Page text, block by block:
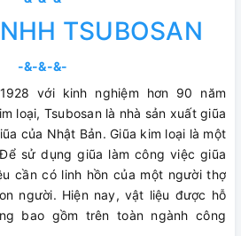
TSUBOSAN
-&-&-&-
với kinh nghiệm hơn 90 năm
loại, Tsubosan là nhà sản xuất giũa
của Nhật Bản. Giũa kim loại là một
sử dụng giũa làm công việc giũa
cần có linh hồn của một người thợ
người. Hiện nay, vật liệu được hỗ
bao gồm trên toàn ngành công